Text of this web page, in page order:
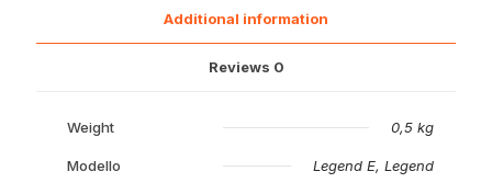
Additional information
Reviews 0
Weight 0,5 kg
Modello Legend E, Legend